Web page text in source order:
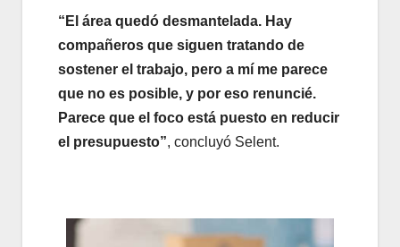
“El área quedó desmantelada. Hay
compañeros que siguen tratando de
sostener el trabajo, pero a mí me parece
que no es posible, y por eso renuncié.
Parece que el foco está puesto en reducir
el presupuesto”, concluyó Selent.